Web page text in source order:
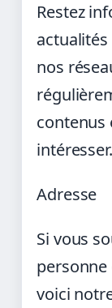
Restez
nos
contenus
intéresser.
Adresse
Si vous
voici